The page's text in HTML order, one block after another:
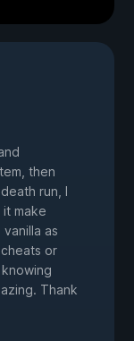
then
run, I
make
as
or
Thank